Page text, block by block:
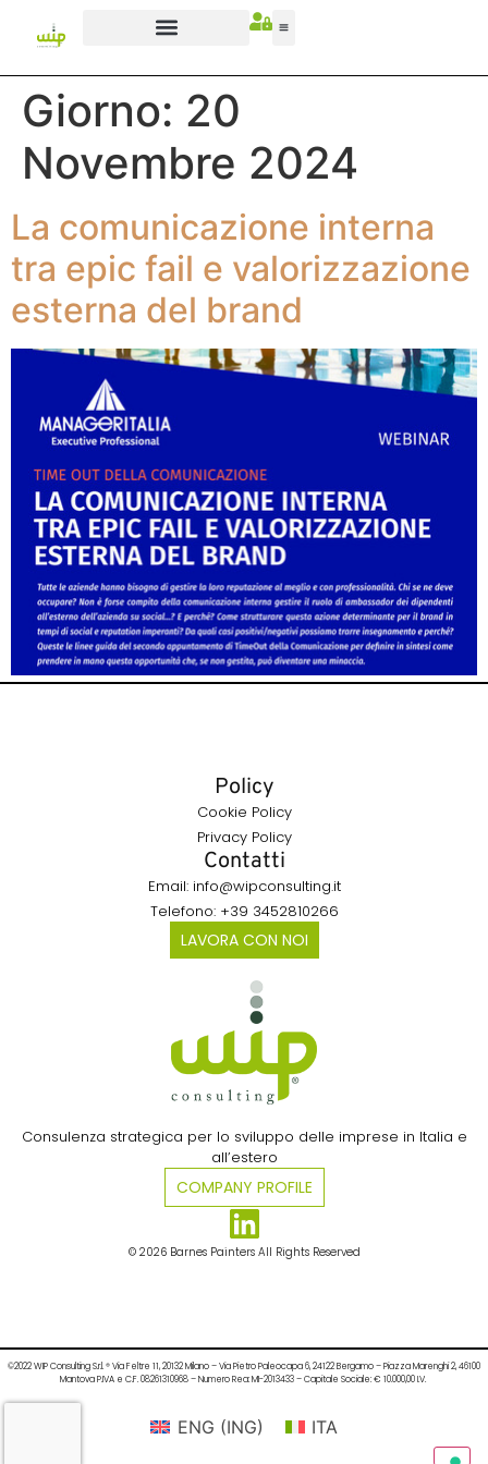
Giorno: 20
Novembre 2024
La comunicazione interna
tra epic fail e valorizzazione
esterna del brand
Consulenza strategica per lo sviluppo delle imprese in Italia e
all’estero​
COMPANY PROFILE
© 2026 Barnes Painters All Rights Reserved
Policy
Cookie Policy
Privacy Policy
Contatti
Email: info@wipconsulting.it
Telefono: +39 3452810266
LAVORA CON NOI
©2022 WIP Consulting S.r.l. ® Via Feltre 11, 20132 Milano – Via Pietro Paleocapa 6, 24122 Bergamo – Piazza Marenghi 2, 46100
Mantova P.IVA e C.F. 08261310968 – Numero Rea: MI-2013433 – Capitale Sociale: € 10.000,00 I.V.
ENG (ING) ITA